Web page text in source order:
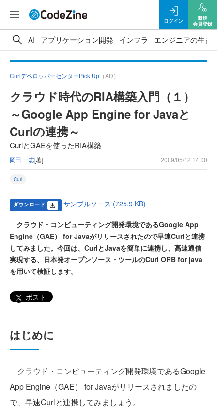
ログイン
新規
会員登録
AI アプリケーション開発 インフラ エンジニアの生き
CurlデベロッパーセンターPick Up （AD）
クラウド時代のRIA構築入門（１）
～Google App Engine for Javaと
Curlの連携～
CurlとGAEを使ったRIA構築
岡田 一志[著] 2009/05/12 14:00
Curl
ダウンロード サンプルソース (725.9 KB)
クラウド・コンピューティング開発環境であるGoogle App
Engine（GAE） for Javaがリリースされたので早速Curlと連携
してみました。今回は、CurlとJavaを簡単に連携し、高速通信
実現する、日本発オープンソース・ツールのCurl ORB for java
を用いて検証します。
ポスト
はじめに
クラウド・コンピューティング開発環境であるGoogle
App Engine（GAE） for Javaがリリースされましたの
で、早速Curlと連携してみましょう。